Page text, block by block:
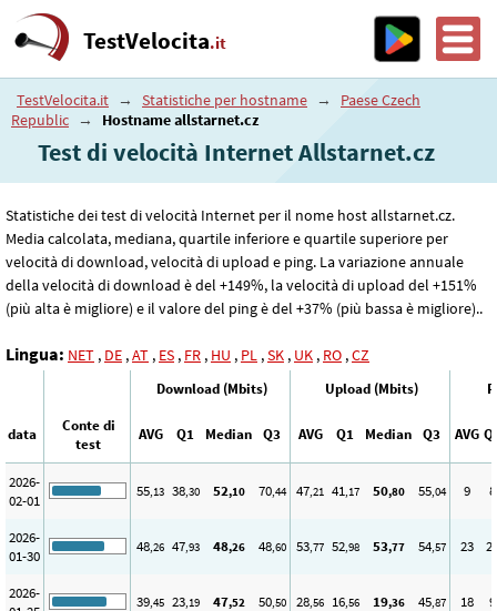
TestVelocita.it
TestVelocita.it → Statistiche per hostname →
Paese Czech
Republic → Hostname allstarnet.cz
Test di velocità Internet Allstarnet.cz
Statistiche dei test di velocità Internet per il nome host allstarnet.cz.
Media calcolata, mediana, quartile inferiore e quartile superiore per
velocità di download, velocità di upload e ping. La variazione annuale
della velocità di download è del +149%, la velocità di upload del +151%
(più alta è migliore) e il valore del ping è del +37% (più bassa è migliore)..
Lingua: NET , DE ,AT , ES , FR , HU , PL ,SK , UK , RO ,CZ
Download (Mbits) Upload (Mbits)
data
Conte di
test
AVG Q1 Median Q3 AVG Q1 Median Q3 AVG
2026-
02-01
55,13 38,30 52,10 70,44 47,21 41,17 50,80 55,04 9 8
2026-
01-30
48,26 47,93 48,26 48,60 53,77 52,98 53,77 54,57 23
2026-
39,45 23,19 47,52 50,50 28,56 16,56 19,36 45,87 18 9